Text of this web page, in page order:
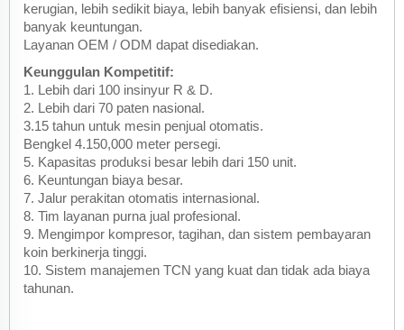
kerugian, lebih sedikit biaya, lebih banyak efisiensi, dan lebih
banyak keuntungan.
Layanan OEM / ODM dapat disediakan.
Keunggulan Kompetitif:
1. Lebih dari 100 insinyur R & D.
2. Lebih dari 70 paten nasional.
3.15 tahun untuk mesin penjual otomatis.
Bengkel 4.150,000 meter persegi.
5. Kapasitas produksi besar lebih dari 150 unit.
6. Keuntungan biaya besar.
7. Jalur perakitan otomatis internasional.
8. Tim layanan purna jual profesional.
9. Mengimpor kompresor, tagihan, dan sistem pembayaran
koin berkinerja tinggi.
10. Sistem manajemen TCN yang kuat dan tidak ada biaya
tahunan.